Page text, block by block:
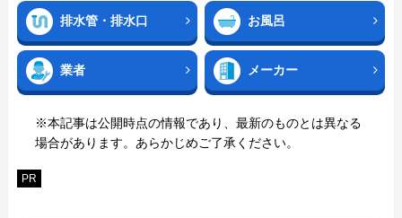
排水管・排水口 お風呂
業者 メーカー
※本記事は公開時点の情報であり、最新のものとは異なる
場合があります。あらかじめご了承ください。
PR